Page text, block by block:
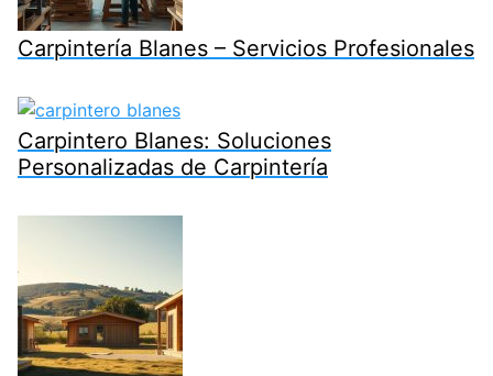
Carpintería Blanes – Servicios Profesionales
Carpintero Blanes: Soluciones
Personalizadas de Carpintería